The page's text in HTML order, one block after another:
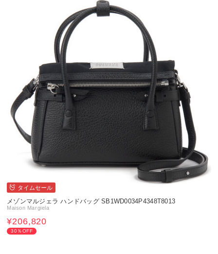
タイムセール
メゾンマルジェラ ハンドバッグ SB1WD0034P4348T8013
Maison Margiela
¥206,820
30％OFF